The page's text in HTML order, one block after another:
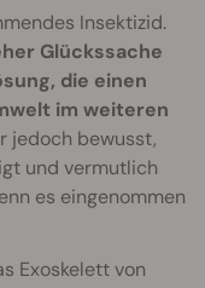
Insektizid.
Glückssache
die einen
im weiteren
jedoch bewusst,
und vermutlich
es eingenommen
Exoskelett von